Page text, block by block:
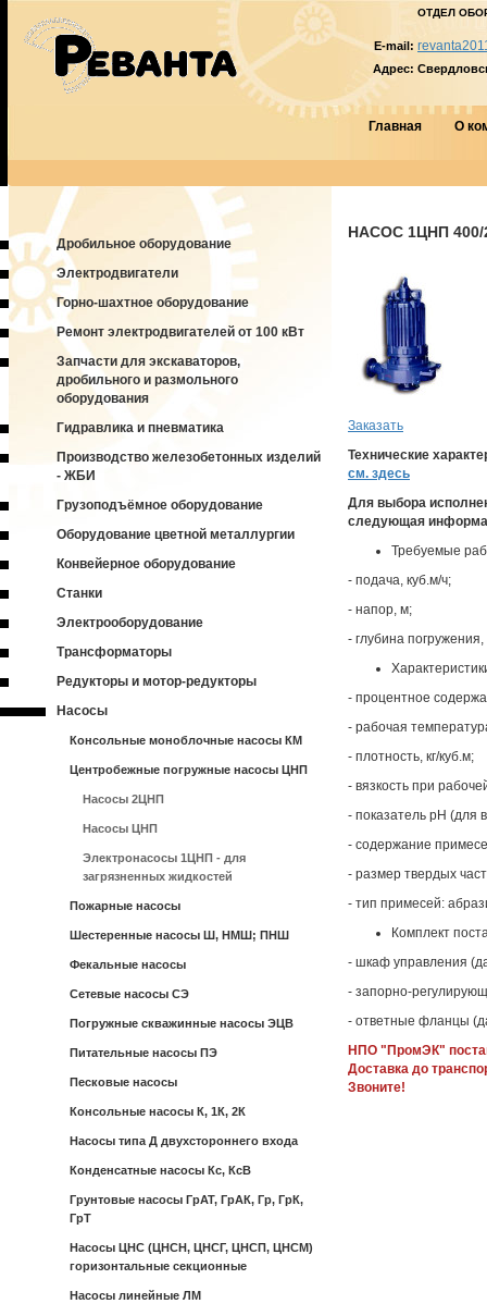
ОТДЕЛ
E-mail:
Адрес:
Главная О
Дробильное оборудование
Электродвигатели
Горно-шахтное оборудование
Ремонт электродвигателей от 100 кВт
Запчасти для экскаваторов,
дробильного и размольного
оборудования
Гидравлика и пневматика
Производство железобетонных изделий
- ЖБИ
Грузоподъёмное оборудование
Оборудование цветной металлургии
Конвейерное оборудование
Станки
Электрооборудование
Трансформаторы
Редукторы и мотор-редукторы
Насосы
Консольные моноблочные насосы КМ
Центробежные погружные насосы ЦНП
Насосы 2ЦНП
Насосы ЦНП
Электронасосы 1ЦНП - для
загрязненных жидкостей
Пожарные насосы
Шестеренные насосы Ш, НМШ; ПНШ
Фекальные насосы
Сетевые насосы СЭ
Погружные скважинные насосы ЭЦВ
Питательные насосы ПЭ
Песковые насосы
Консольные насосы К, 1К, 2К
Насосы типа Д двухстороннего входа
Конденсатные насосы Кс, КсВ
Грунтовые насосы ГрАТ, ГрАК, Гр, ГрК,
ГрТ
Насосы ЦНС (ЦНСН, ЦНСГ, ЦНСП, ЦНСМ)
горизонтальные секционные
Насосы линейные ЛМ
НАСОС 1ЦНП 400/
Заказать
Технические
см. здесь
Для выбора
следующая
Требуемые
- подача, куб.м/ч;
- напор, м;
- глубина
- процентное
- рабочая
- плотность, кг/куб.м;
- вязкость при
- показатель pH (для
- содержание
- размер твердых
- тип примесей:
Комплект
- шкаф управления
- запорно-
- ответные фланцы
НПО "ПромЭК"
Доставка до
Звоните!